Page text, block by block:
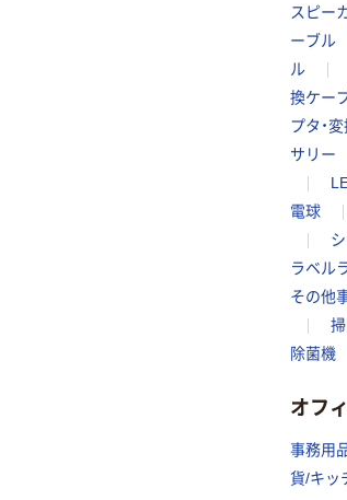
スピー
ーブル
ル
換ケー
プタ・
サリー
電球
ラベル
その他
除菌機
オフ
事務用
貨/キッ